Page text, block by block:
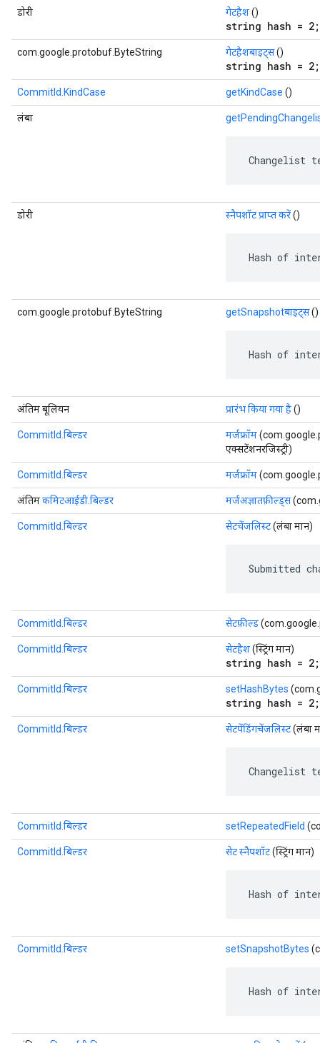
डोरी गेटहैश()
string hash = 2;
com.google.protobuf.ByteString गेटहैशबाइट्स()
string hash = 2;
CommitId.KindCase getKindCase ()
लंबा
Changelist
डोरी स्नैपशॉट प्राप्त करें()
Hash of
com.google.protobuf.ByteString getSnapshotबाइट्स()
Hash of
अंतिम बूलियन प्रारंभ किया गया है()
CommitId.बिल्डर मर्जफ्रॉम
एक्सटेंशनरजिस्ट्री)
CommitId.बिल्डर मर्जफ्रॉम
अंतिमकमिटआईडी.बिल्डर मर्जअज्ञातफ़ील्ड्स
CommitId.बिल्डर सेटचेंजलिस्ट(लंबा मान)
Submitted
CommitId.बिल्डर सेटफ़ील्ड
CommitId.बिल्डर सेटहैश(स्ट्रिंग मान)
string hash = 2;
CommitId.बिल्डर setHashBytes
string hash = 2;
CommitId.बिल्डर सेटपेंडिंगचेंजलिस्ट(लंबा
Changelist
CommitId.बिल्डर setRepeatedField
CommitId.बिल्डर सेट स्नैपशॉट(स्ट्रिंग मान)
Hash of
CommitId.बिल्डर setSnapshotBytes
Hash of